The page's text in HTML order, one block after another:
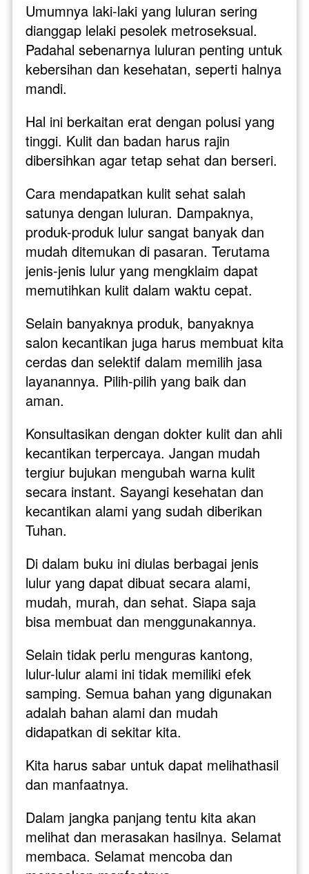
Umumnya laki-laki yang luluran sering
dianggap lelaki pesolek metroseksual.
Padahal sebenarnya luluran penting untuk
kebersihan dan kesehatan, seperti halnya
mandi.
Hal ini berkaitan erat dengan polusi yang
tinggi. Kulit dan badan harus rajin
dibersihkan agar tetap sehat dan berseri.
Cara mendapatkan kulit sehat salah
satunya dengan luluran. Dampaknya,
produk-produk lulur sangat banyak dan
mudah ditemukan di pasaran. Terutama
jenis-jenis lulur yang mengklaim dapat
memutihkan kulit dalam waktu cepat.
Selain banyaknya produk, banyaknya
salon kecantikan juga harus membuat kita
cerdas dan selektif dalam memilih jasa
layanannya. Pilih-pilih yang baik dan
aman.
Konsultasikan dengan dokter kulit dan ahli
kecantikan terpercaya. Jangan mudah
tergiur bujukan mengubah warna kulit
secara instant. Sayangi kesehatan dan
kecantikan alami yang sudah diberikan
Tuhan.
Di dalam buku ini diulas berbagai jenis
lulur yang dapat dibuat secara alami,
mudah, murah, dan sehat. Siapa saja
bisa membuat dan menggunakannya.
Selain tidak perlu menguras kantong,
lulur-lulur alami ini tidak memiliki efek
samping. Semua bahan yang digunakan
adalah bahan alami dan mudah
didapatkan di sekitar kita.
Kita harus sabar untuk dapat melihathasil
dan manfaatnya.
Dalam jangka panjang tentu kita akan
melihat dan merasakan hasilnya. Selamat
membaca. Selamat mencoba dan